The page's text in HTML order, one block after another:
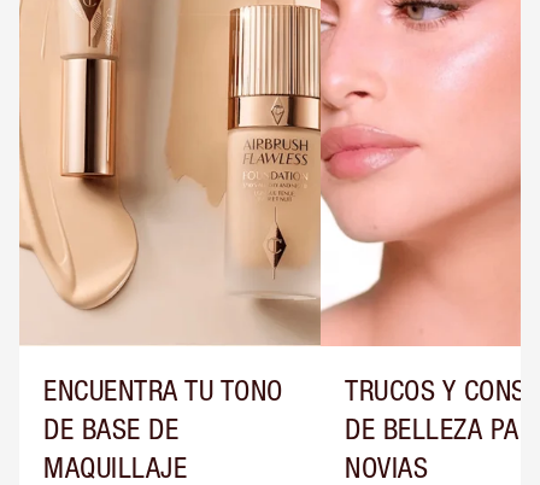
ENCUENTRA TU TONO
DE BASE DE
MAQUILLAJE
TRUCOS Y
DE BELLEZA
NOVIAS